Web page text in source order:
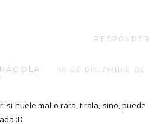
RESPONDER
18 DE DICIEMBRE DE
si huele mal o rara, tirala, sino, puede
:D